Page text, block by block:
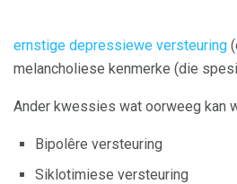
ernstige depressiewe versteuring
melancholiese kenmerke (die
Ander kwessies wat oorweeg kan
Bipolêre versteuring
Siklotimiese versteuring